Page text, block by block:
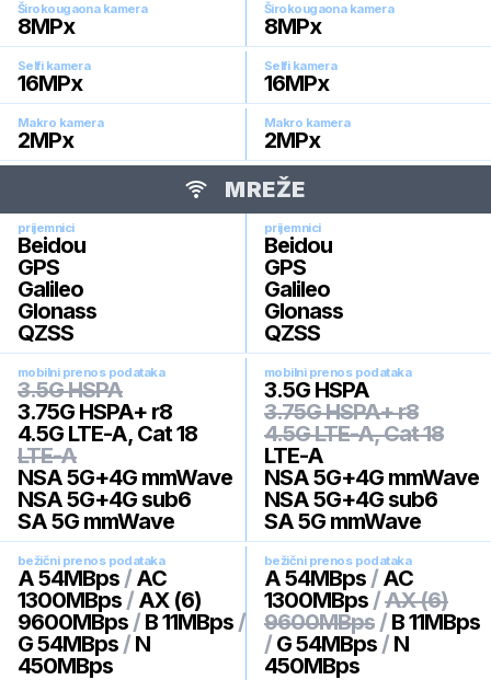
Širokougaona kamera
8MPx
Širokougaona kamera
8MPx
Selfi kamera
16MPx
Selfi kamera
16MPx
Makro kamera
2MPx
Makro kamera
2MPx
MREŽE
prijemnici
Beidou
GPS
Galileo
Glonass
QZSS
prijemnici
Beidou
GPS
Galileo
Glonass
QZSS
mobilni prenos podataka
3.5G HSPA
3.75G HSPA+ r8
4.5G LTE-A, Cat 18
LTE-A
NSA 5G+4G mmWave
NSA 5G+4G sub6
SA 5G mmWave
mobilni prenos podataka
3.5G HSPA
3.75G HSPA+ r8
4.5G LTE-A, Cat 18
LTE-A
NSA 5G+4G mmWave
NSA 5G+4G sub6
SA 5G mmWave
bežični prenos podataka
A 54MBps / AC
1300MBps / AX (6)
9600MBps / B 11MBps /
G 54MBps / N
450MBps
bežični prenos podataka
A 54MBps / AC
1300MBps /AX (6)
9600MBps / B 11MBps
/ G 54MBps / N
450MBps